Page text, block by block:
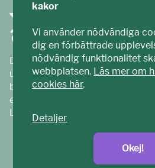
Ditt ECPAT har tagits fram
unga. Vi är en del av ECPAT
barnrättsorganisation som
exploatering av barn.
Läs mer på
kakor
Vi använder nödvändiga
dig en förbättrade
nödvändig funktionalitet
webbplatsen. Läs mer om
cookies här.
Detaljer
Okej!